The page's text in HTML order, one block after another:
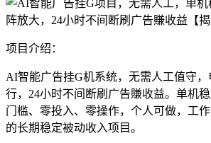
项目介绍：
AI智能广告挂G机系统，无需人工值守
行，24小时不间断刷广告賺收益。单机
门槛、零投入、零操作，个人可做，工
的长期稳定被动收入项目。